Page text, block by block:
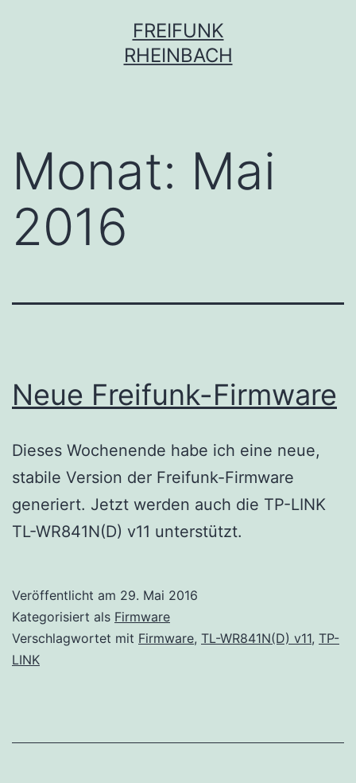
FREIFUNK
RHEINBACH
Monat: Mai
2016
Neue Freifunk-Firmware
Dieses Wochenende habe ich eine neue,
stabile Version der Freifunk-Firmware
generiert. Jetzt werden auch die TP-LINK
TL-WR841N(D) v11 unterstützt.
Veröffentlicht am 29. Mai 2016
Kategorisiert als Firmware
Verschlagwortet mit Firmware, TL-WR841N(D) v11, TP-
LINK